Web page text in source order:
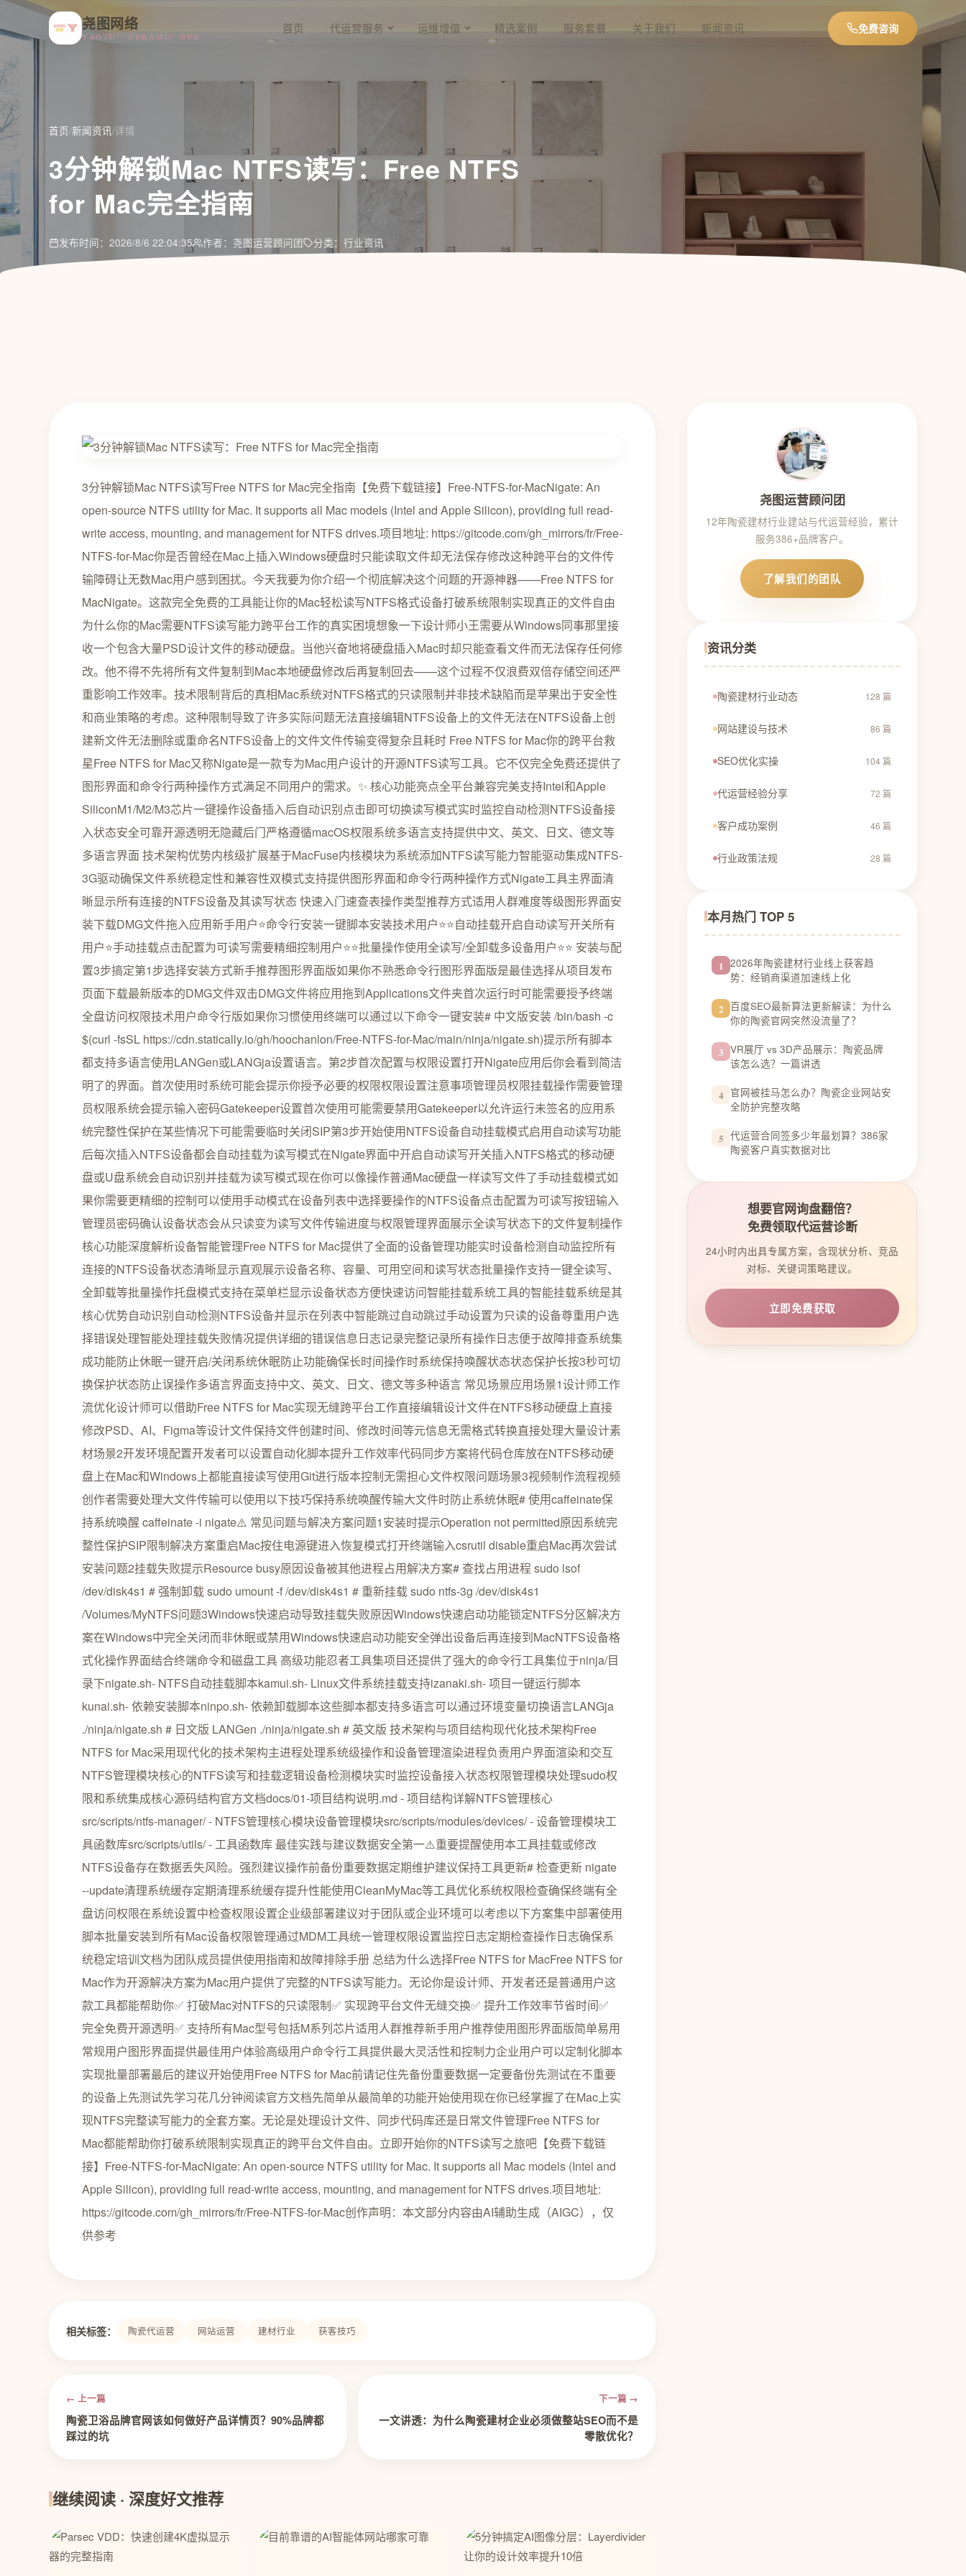
尧图网络
YAOTU · CERAMIC OPS
首页 代运营服务 运维增值 精选案例 服务套餐 关于我们 新闻资讯 免费咨询
首页/新闻资讯/详情
3分钟解锁Mac NTFS读写：Free NTFS
for Mac完全指南
发布时间：2026/8/6 22:04:35 作者：尧图运营顾问团 分类：行业资讯
3分钟解锁Mac NTFS读写Free NTFS for Mac完全指南【免费下载链接】Free-NTFS-for-MacNigate: An
open-source NTFS utility for Mac. It supports all Mac models (Intel and Apple Silicon), providing full read-
write access, mounting, and management for NTFS drives.项目地址: https://gitcode.com/gh_mirrors/fr/Free-
NTFS-for-Mac你是否曾经在Mac上插入Windows硬盘时只能读取文件却无法保存修改这种跨平台的文件传
输障碍让无数Mac用户感到困扰。今天我要为你介绍一个彻底解决这个问题的开源神器——Free NTFS for
MacNigate。这款完全免费的工具能让你的Mac轻松读写NTFS格式设备打破系统限制实现真正的文件自由
为什么你的Mac需要NTFS读写能力跨平台工作的真实困境想象一下设计师小王需要从Windows同事那里接
收一个包含大量PSD设计文件的移动硬盘。当他兴奋地将硬盘插入Mac时却只能查看文件而无法保存任何修
改。他不得不先将所有文件复制到Mac本地硬盘修改后再复制回去——这个过程不仅浪费双倍存储空间还严
重影响工作效率。技术限制背后的真相Mac系统对NTFS格式的只读限制并非技术缺陷而是苹果出于安全性
和商业策略的考虑。这种限制导致了许多实际问题无法直接编辑NTFS设备上的文件无法在NTFS设备上创
建新文件无法删除或重命名NTFS设备上的文件文件传输变得复杂且耗时 Free NTFS for Mac你的跨平台救
星Free NTFS for Mac又称Nigate是一款专为Mac用户设计的开源NTFS读写工具。它不仅完全免费还提供了
图形界面和命令行两种操作方式满足不同用户的需求。✨ 核心功能亮点全平台兼容完美支持Intel和Apple
SiliconM1/M2/M3芯片一键操作设备插入后自动识别点击即可切换读写模式实时监控自动检测NTFS设备接
入状态安全可靠开源透明无隐藏后门严格遵循macOS权限系统多语言支持提供中文、英文、日文、德文等
多语言界面 技术架构优势内核级扩展基于MacFuse内核模块为系统添加NTFS读写能力智能驱动集成NTFS-
3G驱动确保文件系统稳定性和兼容性双模式支持提供图形界面和命令行两种操作方式Nigate工具主界面清
晰显示所有连接的NTFS设备及其读写状态 快速入门速查表操作类型推荐方式适用人群难度等级图形界面安
装下载DMG文件拖入应用新手用户⭐命令行安装一键脚本安装技术用户⭐⭐自动挂载开启自动读写开关所有
用户⭐手动挂载点击配置为可读写需要精细控制用户⭐⭐批量操作使用全读写/全卸载多设备用户⭐⭐️ 安装与配
置3步搞定第1步选择安装方式新手推荐图形界面版如果你不熟悉命令行图形界面版是最佳选择从项目发布
页面下载最新版本的DMG文件双击DMG文件将应用拖到Applications文件夹首次运行时可能需要授予终端
全盘访问权限技术用户命令行版如果你习惯使用终端可以通过以下命令一键安装# 中文版安装 /bin/bash -c
$(curl -fsSL https://cdn.statically.io/gh/hoochanlon/Free-NTFS-for-Mac/main/ninja/nigate.sh)提示所有脚本
都支持多语言使用LANGen或LANGja设置语言。第2步首次配置与权限设置打开Nigate应用后你会看到简洁
明了的界面。首次使用时系统可能会提示你授予必要的权限权限设置注意事项管理员权限挂载操作需要管理
员权限系统会提示输入密码Gatekeeper设置首次使用可能需要禁用Gatekeeper以允许运行未签名的应用系
统完整性保护在某些情况下可能需要临时关闭SIP第3步开始使用NTFS设备自动挂载模式启用自动读写功能
后每次插入NTFS设备都会自动挂载为读写模式在Nigate界面中开启自动读写开关插入NTFS格式的移动硬
盘或U盘系统会自动识别并挂载为读写模式现在你可以像操作普通Mac硬盘一样读写文件了手动挂载模式如
果你需要更精细的控制可以使用手动模式在设备列表中选择要操作的NTFS设备点击配置为可读写按钮输入
管理员密码确认设备状态会从只读变为读写文件传输进度与权限管理界面展示全读写状态下的文件复制操作
核心功能深度解析设备智能管理Free NTFS for Mac提供了全面的设备管理功能实时设备检测自动监控所有
连接的NTFS设备状态清晰显示直观展示设备名称、容量、可用空间和读写状态批量操作支持一键全读写、
全卸载等批量操作托盘模式支持在菜单栏显示设备状态方便快速访问智能挂载系统工具的智能挂载系统是其
核心优势自动识别自动检测NTFS设备并显示在列表中智能跳过自动跳过手动设置为只读的设备尊重用户选
择错误处理智能处理挂载失败情况提供详细的错误信息日志记录完整记录所有操作日志便于故障排查系统集
成功能防止休眠一键开启/关闭系统休眠防止功能确保长时间操作时系统保持唤醒状态状态保护长按3秒可切
换保护状态防止误操作多语言界面支持中文、英文、日文、德文等多种语言 常见场景应用场景1设计师工作
流优化设计师可以借助Free NTFS for Mac实现无缝跨平台工作直接编辑设计文件在NTFS移动硬盘上直接
修改PSD、AI、Figma等设计文件保持文件创建时间、修改时间等元信息无需格式转换直接处理大量设计素
材场景2开发环境配置开发者可以设置自动化脚本提升工作效率代码同步方案将代码仓库放在NTFS移动硬
盘上在Mac和Windows上都能直接读写使用Git进行版本控制无需担心文件权限问题场景3视频制作流程视频
创作者需要处理大文件传输可以使用以下技巧保持系统唤醒传输大文件时防止系统休眠# 使用caffeinate保
持系统唤醒 caffeinate -i nigate⚠️ 常见问题与解决方案问题1安装时提示Operation not permitted原因系统完
整性保护SIP限制解决方案重启Mac按住电源键进入恢复模式打开终端输入csrutil disable重启Mac再次尝试
安装问题2挂载失败提示Resource busy原因设备被其他进程占用解决方案# 查找占用进程 sudo lsof
/dev/disk4s1 # 强制卸载 sudo umount -f /dev/disk4s1 # 重新挂载 sudo ntfs-3g /dev/disk4s1
/Volumes/MyNTFS问题3Windows快速启动导致挂载失败原因Windows快速启动功能锁定NTFS分区解决方
案在Windows中完全关闭而非休眠或禁用Windows快速启动功能安全弹出设备后再连接到MacNTFS设备格
式化操作界面结合终端命令和磁盘工具 高级功能忍者工具集项目还提供了强大的命令行工具集位于ninja/目
录下nigate.sh- NTFS自动挂载脚本kamui.sh- Linux文件系统挂载支持izanaki.sh- 项目一键运行脚本
kunai.sh- 依赖安装脚本ninpo.sh- 依赖卸载脚本这些脚本都支持多语言可以通过环境变量切换语言LANGja
./ninja/nigate.sh # 日文版 LANGen ./ninja/nigate.sh # 英文版 技术架构与项目结构现代化技术架构Free
NTFS for Mac采用现代化的技术架构主进程处理系统级操作和设备管理渲染进程负责用户界面渲染和交互
NTFS管理模块核心的NTFS读写和挂载逻辑设备检测模块实时监控设备接入状态权限管理模块处理sudo权
限和系统集成核心源码结构官方文档docs/01-项目结构说明.md - 项目结构详解NTFS管理核心
src/scripts/ntfs-manager/ - NTFS管理核心模块设备管理模块src/scripts/modules/devices/ - 设备管理模块工
具函数库src/scripts/utils/ - 工具函数库 最佳实践与建议数据安全第一⚠️重要提醒使用本工具挂载或修改
NTFS设备存在数据丢失风险。强烈建议操作前备份重要数据定期维护建议保持工具更新# 检查更新 nigate
--update清理系统缓存定期清理系统缓存提升性能使用CleanMyMac等工具优化系统权限检查确保终端有全
盘访问权限在系统设置中检查权限设置企业级部署建议对于团队或企业环境可以考虑以下方案集中部署使用
脚本批量安装到所有Mac设备权限管理通过MDM工具统一管理权限设置监控日志定期检查操作日志确保系
统稳定培训文档为团队成员提供使用指南和故障排除手册 总结为什么选择Free NTFS for MacFree NTFS for
Mac作为开源解决方案为Mac用户提供了完整的NTFS读写能力。无论你是设计师、开发者还是普通用户这
款工具都能帮助你✅ 打破Mac对NTFS的只读限制✅ 实现跨平台文件无缝交换✅ 提升工作效率节省时间✅
完全免费开源透明✅ 支持所有Mac型号包括M系列芯片适用人群推荐新手用户推荐使用图形界面版简单易用
常规用户图形界面提供最佳用户体验高级用户命令行工具提供最大灵活性和控制力企业用户可以定制化脚本
实现批量部署最后的建议开始使用Free NTFS for Mac前请记住先备份重要数据一定要备份先测试在不重要
的设备上先测试先学习花几分钟阅读官方文档先简单从最简单的功能开始使用现在你已经掌握了在Mac上实
现NTFS完整读写能力的全套方案。无论是处理设计文件、同步代码库还是日常文件管理Free NTFS for
Mac都能帮助你打破系统限制实现真正的跨平台文件自由。立即开始你的NTFS读写之旅吧【免费下载链
接】Free-NTFS-for-MacNigate: An open-source NTFS utility for Mac. It supports all Mac models (Intel and
Apple Silicon), providing full read-write access, mounting, and management for NTFS drives.项目地址:
https://gitcode.com/gh_mirrors/fr/Free-NTFS-for-Mac创作声明：本文部分内容由AI辅助生成（AIGC），仅
供参考
相关标签： 陶瓷代运营 网站运营 建材行业 获客技巧
← 上一篇
陶瓷卫浴品牌官网该如何做好产品详情页？90%品牌都
踩过的坑
下一篇 →
一文讲透：为什么陶瓷建材企业必须做整站SEO而不是
零散优化？
继续阅读 · 深度好文推荐
尧图运营顾问团
12年陶瓷建材行业建站与代运营经验，累计
服务386+品牌客户。
了解我们的团队
资讯分类
陶瓷建材行业动态 128 篇
网站建设与技术 86 篇
SEO优化实操 104 篇
代运营经验分享 72 篇
客户成功案例 46 篇
行业政策法规 28 篇
本月热门 TOP 5
1 2026年陶瓷建材行业线上获客趋
势：经销商渠道加速线上化
2 百度SEO最新算法更新解读：为什么
你的陶瓷官网突然没流量了？
3 VR展厅 vs 3D产品展示：陶瓷品牌
该怎么选？一篇讲透
4 官网被挂马怎么办？陶瓷企业网站安
全防护完整攻略
5 代运营合同签多少年最划算？386家
陶瓷客户真实数据对比
想要官网询盘翻倍？
免费领取代运营诊断
24小时内出具专属方案，含现状分析、竞品
对标、关键词策略建议。
立即免费获取